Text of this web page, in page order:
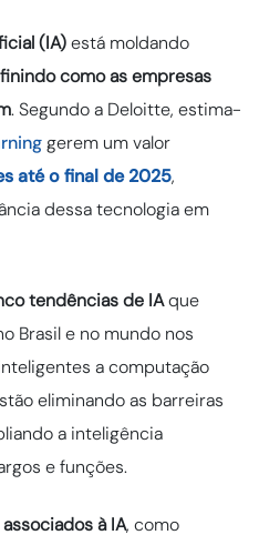
(IA)está moldando
como as empresas
. Segundo a Deloitte, estima-
gerem um valor
até o final de 2025,
dessa tecnologia em
tendências de IAque
Brasil e no mundo nos
a computação
eliminando as barreiras
a inteligência
e funções.
à IA, como